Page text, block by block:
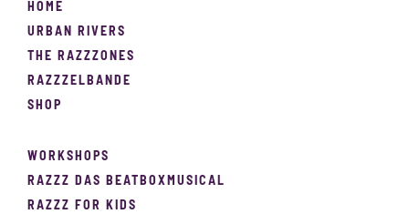
HOME
URBAN RIVERS
THE RAZZZONES
RAZZZELBANDE
SHOP
WORKSHOPS
RAZZZ DAS BEATBOXMUSICAL
RAZZZ FOR KIDS